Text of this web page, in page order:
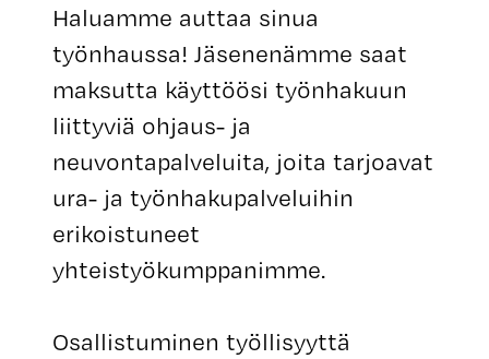
Haluamme auttaa sinua
työnhaussa! Jäsenenämme saat
maksutta käyttöösi työnhakuun
liittyviä ohjaus- ja
neuvontapalveluita, joita tarjoavat
ura- ja työnhakupalveluihin
erikoistuneet
yhteistyökumppanimme.
Osallistuminen työllisyyttä